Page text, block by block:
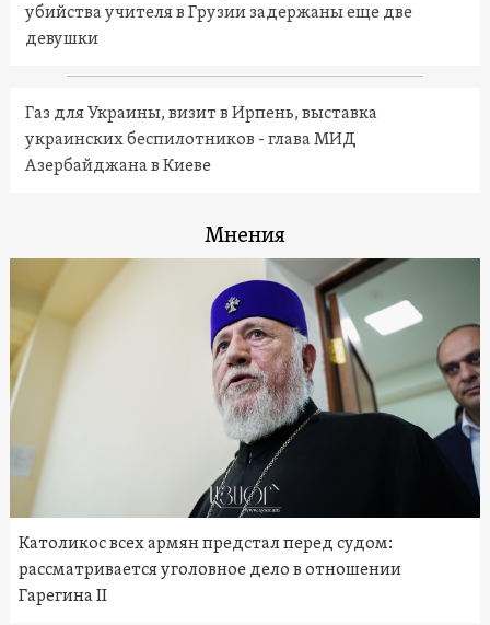
убийства учителя в Грузии задержаны еще две
девушки
Газ для Украины, визит в Ирпень, выставка
украинских беспилотников - глава МИД
Азербайджана в Киеве
Мнения
Католикос всех армян предстал перед судом:
рассматривается уголовное дело в отношении
Гарегина II